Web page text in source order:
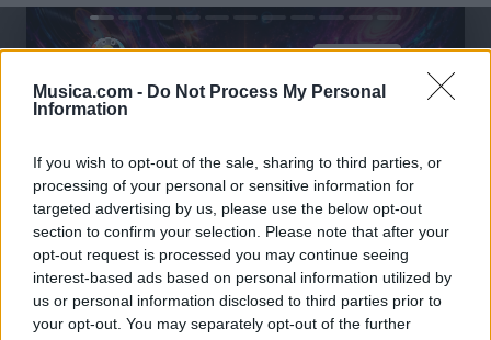
Musica.com - Do Not Process My Personal
Information
If you wish to opt-out of the sale, sharing to third parties, or
processing of your personal or sensitive information for
targeted advertising by us, please use the below opt-out
section to confirm your selection. Please note that after your
opt-out request is processed you may continue seeing
interest-based ads based on personal information utilized by
us or personal information disclosed to third parties prior to
your opt-out. You may separately opt-out of the further
Ver perfil
@musicapuntocom Ver perfil